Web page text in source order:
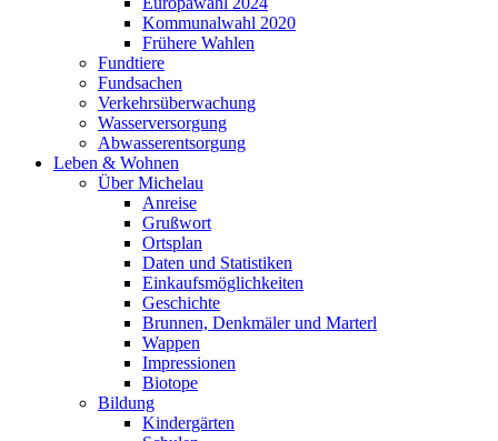
Kommunalwahl 2020
Frühere Wahlen
Fundtiere
Fundsachen
Verkehrsüberwachung
Wasserversorgung
Abwasserentsorgung
Leben & Wohnen
Über Michelau
Anreise
Grußwort
Ortsplan
Daten und Statistiken
Einkaufsmöglichkeiten
Geschichte
Brunnen, Denkmäler und Marterl
Wappen
Impressionen
Biotope
Bildung
Kindergärten